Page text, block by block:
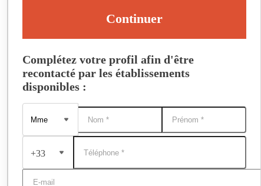
Continuer
Complétez votre profil afin d'être
recontacté par les établissements
disponibles :
+33